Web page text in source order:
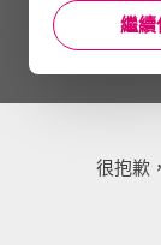
很抱歉
繼續